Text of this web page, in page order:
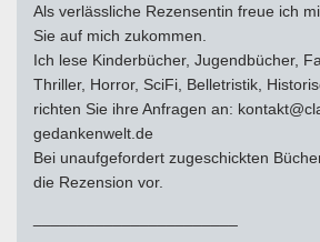
Als verlässliche Rezensentin freue ich
Sie auf mich zukommen.
Ich lese Kinderbücher, Jugendbücher,
Thriller, Horror, SciFi, Belletristik,
richten Sie ihre Anfragen an:
gedankenwelt.de
Bei unaufgefordert zugeschickten
die Rezension vor.